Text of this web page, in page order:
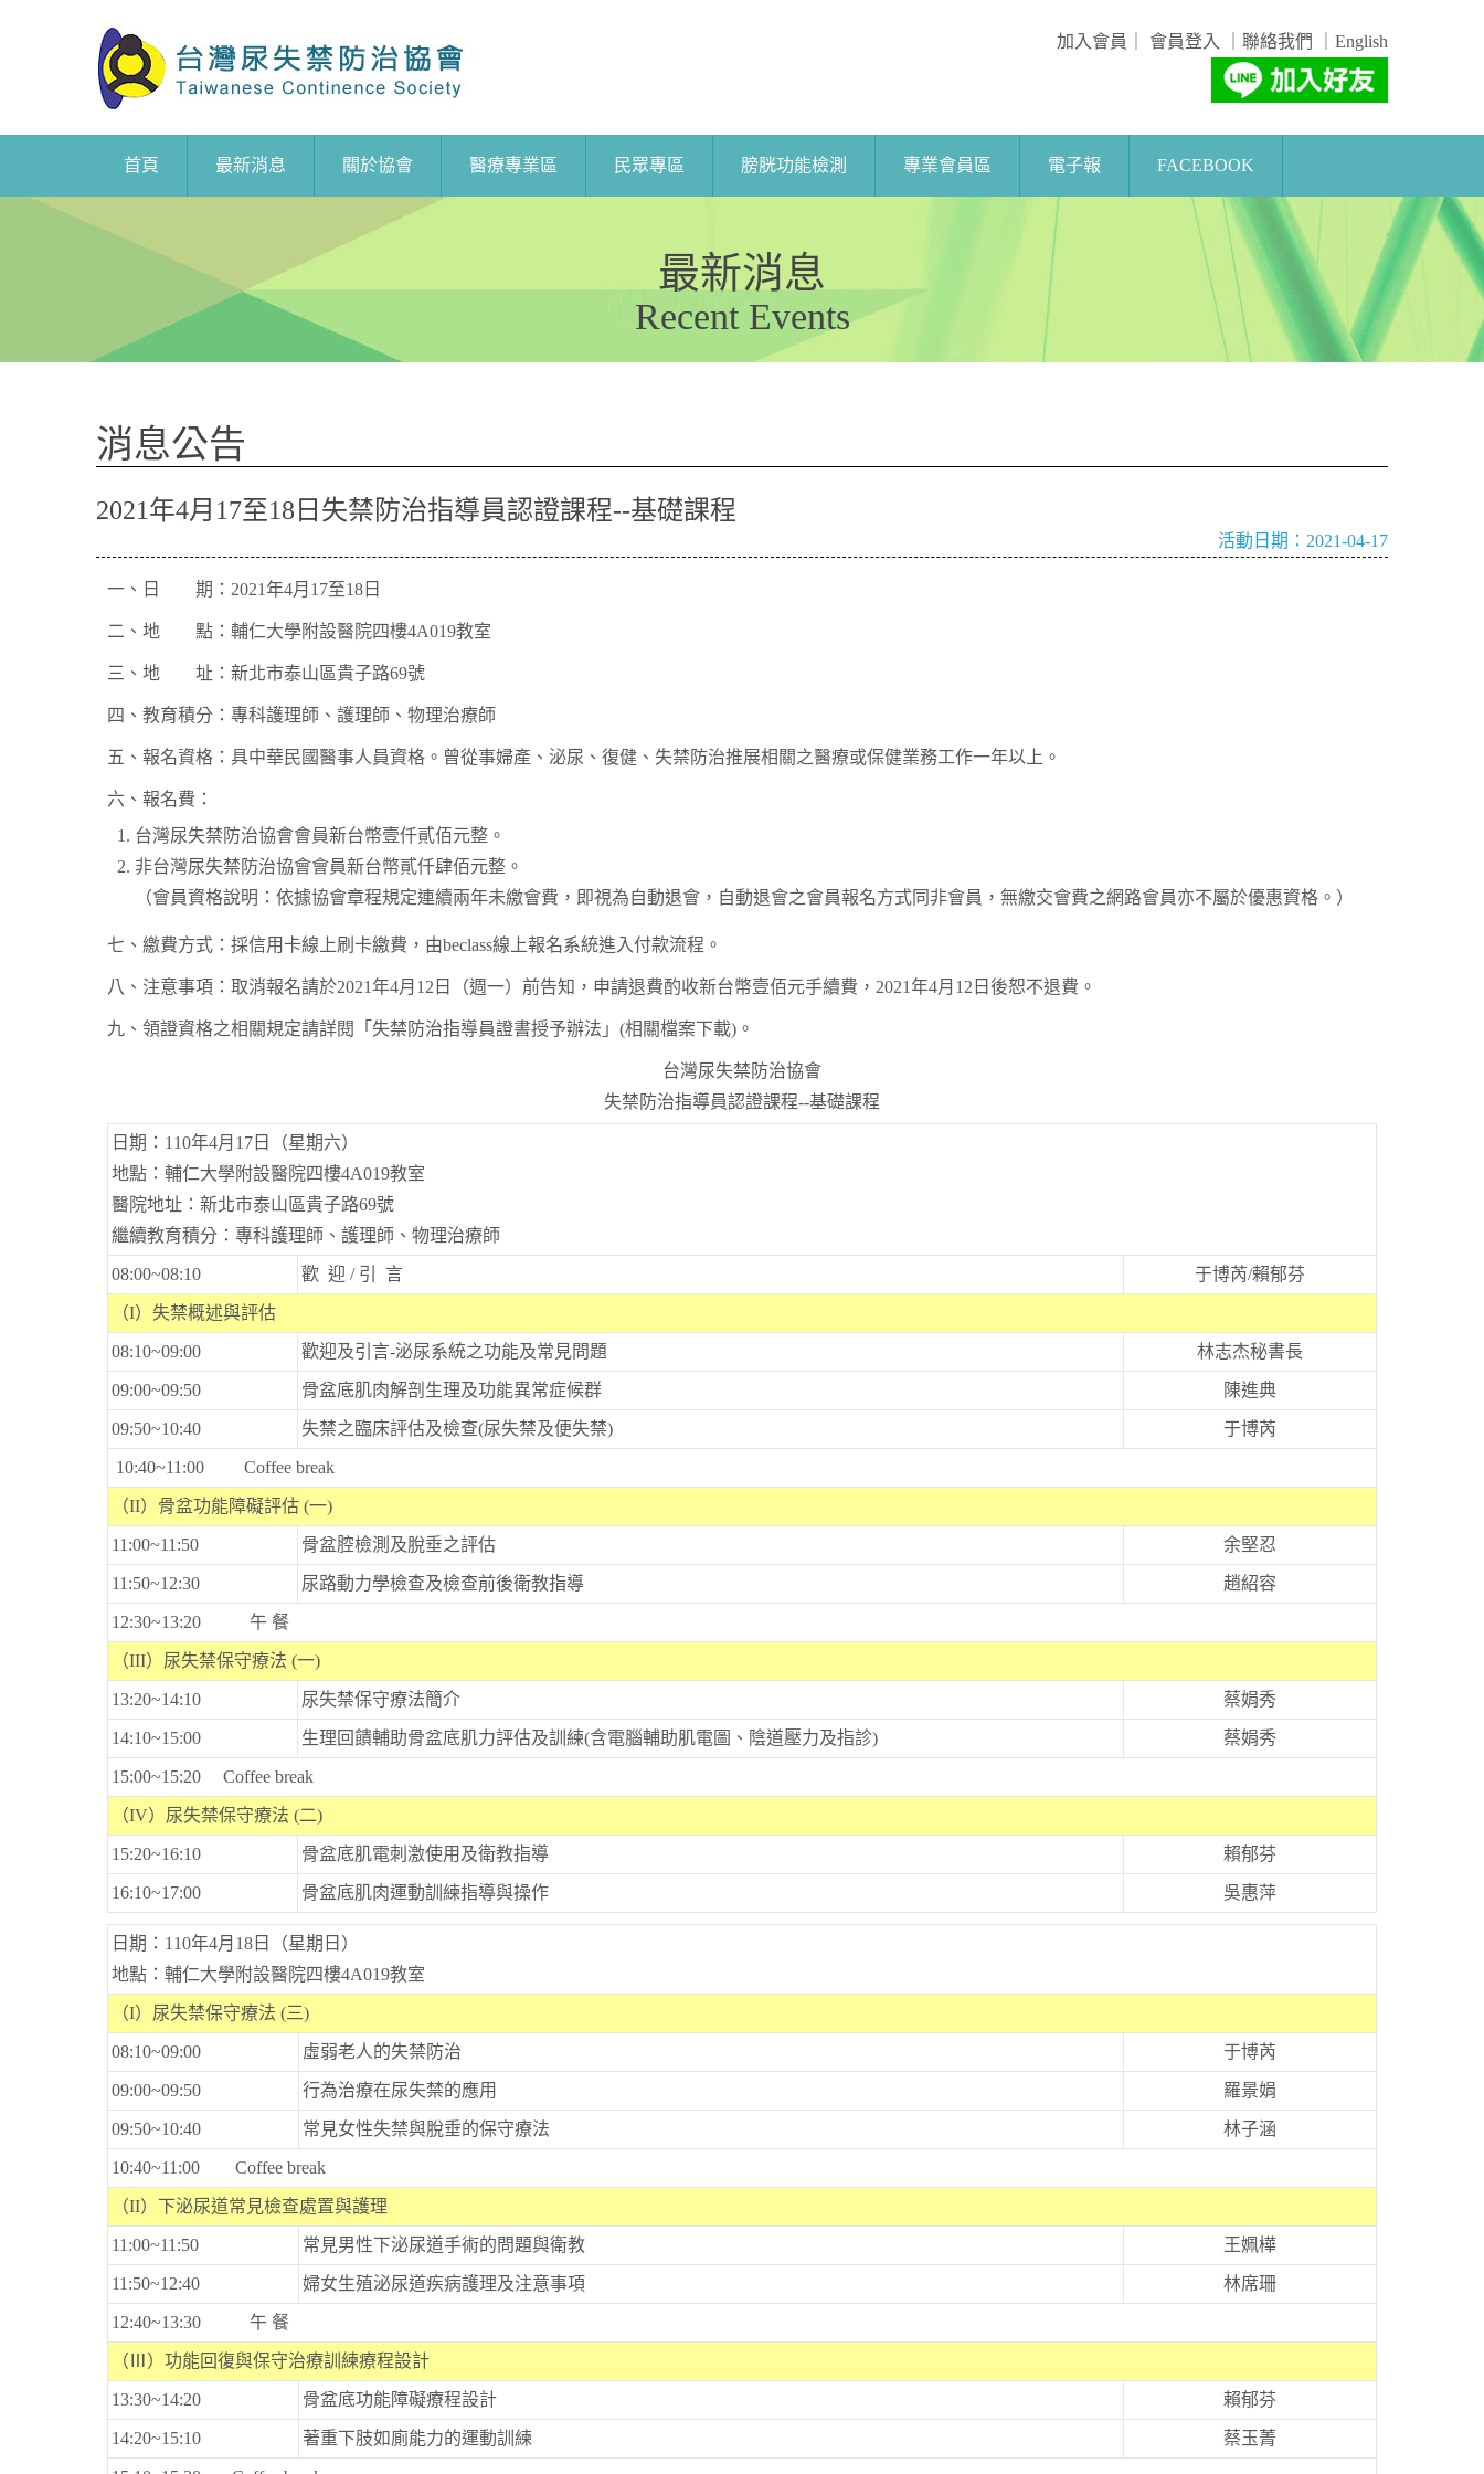
加入會員 會員登入 聯絡我們 English
首頁 最新消息 關於協會 醫療專業區 民眾專區 膀胱功能檢測 專業會員區 電子報 FACEBOOK
最新消息
Recent Events
消息公告
2021年4月17至18日失禁防治指導員認證課程--基礎課程
活動日期：2021-04-17
一、日 期：2021年4月17至18日
二、地 點：輔仁大學附設醫院四樓4A019教室
三、地 址：新北市泰山區貴子路69號
四、教育積分：專科護理師、護理師、物理治療師
五、報名資格：具中華民國醫事人員資格。曾從事婦產、泌尿、復健、失禁防治推展相關之醫療或保健業務工作一年以上。
六、報名費：
台灣尿失禁防治協會會員新台幣壹仟貳佰元整。
非台灣尿失禁防治協會會員新台幣貳仟肆佰元整。
（會員資格說明：依據協會章程規定連續兩年未繳會費，即視為自動退會，自動退會之會員報名方式同非會員，無繳交會費之網路會員亦不屬於優惠資格。）
七、繳費方式：採信用卡線上刷卡繳費，由beclass線上報名系統進入付款流程。
八、注意事項：取消報名請於2021年4月12日（週一）前告知，申請退費酌收新台幣壹佰元手續費，2021年4月12日後恕不退費。
九、領證資格之相關規定請詳閱「失禁防治指導員證書授予辦法」(相關檔案下載)。
台灣尿失禁防治協會
失禁防治指導員認證課程--基礎課程
日期：110年4月17日（星期六）
地點：輔仁大學附設醫院四樓4A019教室
醫院地址：新北市泰山區貴子路69號
繼續教育積分：專科護理師、護理師、物理治療師
08:00~08:10 歡 迎 / 引 言 于博芮/賴郁芬
（I）失禁概述與評估
08:10~09:00 歡迎及引言-泌尿系統之功能及常見問題 林志杰秘書長
09:00~09:50 骨盆底肌肉解剖生理及功能異常症候群 陳進典
09:50~10:40 失禁之臨床評估及檢查(尿失禁及便失禁) 于博芮
10:40~11:00 Coffee break
（II）骨盆功能障礙評估 (一)
11:00~11:50 骨盆腔檢測及脫垂之評估 余堅忍
11:50~12:30 尿路動力學檢查及檢查前後衛教指導 趙紹容
12:30~13:20 午 餐
（III）尿失禁保守療法 (一)
13:20~14:10 尿失禁保守療法簡介 蔡娟秀
14:10~15:00 生理回饋輔助骨盆底肌力評估及訓練(含電腦輔助肌電圖、陰道壓力及指診) 蔡娟秀
15:00~15:20 Coffee break
（IV）尿失禁保守療法 (二)
15:20~16:10 骨盆底肌電刺激使用及衛教指導 賴郁芬
16:10~17:00 骨盆底肌肉運動訓練指導與操作 吳惠萍
日期：110年4月18日（星期日）
地點：輔仁大學附設醫院四樓4A019教室
（I）尿失禁保守療法 (三)
08:10~09:00 虛弱老人的失禁防治 于博芮
09:00~09:50 行為治療在尿失禁的應用 羅景娟
09:50~10:40 常見女性失禁與脫垂的保守療法 林子涵
10:40~11:00 Coffee break
（II）下泌尿道常見檢查處置與護理
11:00~11:50 常見男性下泌尿道手術的問題與衛教 王姵樺
11:50~12:40 婦女生殖泌尿道疾病護理及注意事項 林席珊
12:40~13:30 午 餐
（Ⅲ）功能回復與保守治療訓練療程設計
13:30~14:20 骨盆底功能障礙療程設計 賴郁芬
14:20~15:10 著重下肢如廁能力的運動訓練 蔡玉菁